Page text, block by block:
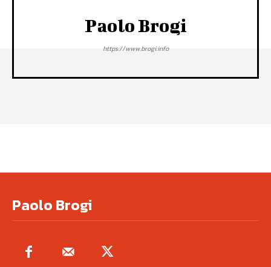
Paolo Brogi
https://www.brogi.info
Paolo Brogi